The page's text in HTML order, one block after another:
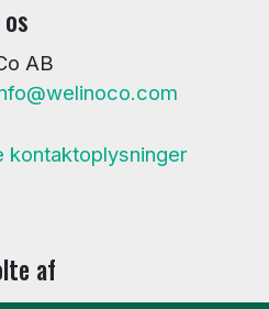
AB
kontaktoplysninger
af